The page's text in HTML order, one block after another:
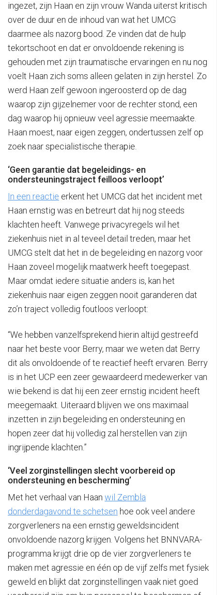
ingezet, zijn Haan en zijn vrouw Wanda uiterst kritisch
over de duur en de inhoud van wat het UMCG
daarmee als nazorg bood. Ze vinden dat de hulp
tekortschoot en dat er onvoldoende rekening is
gehouden met zijn traumatische ervaringen en nu nog
voelt Haan zich soms alleen gelaten in zijn herstel. Zo
werd Haan zelf gewoon ingeroosterd op de dag
waarop zijn gijzelnemer voor de rechter stond, een
dag waarop hij opnieuw veel agressie meemaakte.
Haan moest, naar eigen zeggen, ondertussen zelf op
zoek naar specialistische therapie.
‘Geen garantie dat begeleidings- en
ondersteuningstraject feilloos verloopt’
In een reactie erkent het UMCG dat het incident met
Haan ernstig was en betreurt dat hij nog steeds
klachten heeft. Vanwege privacyregels wil het
ziekenhuis niet in al teveel detail treden, maar het
UMCG stelt dat het in de begeleiding en nazorg voor
Haan zoveel mogelijk maatwerk heeft toegepast.
Maar omdat iedere situatie anders is, kan het
ziekenhuis naar eigen zeggen nooit garanderen dat
zo’n traject volledig foutloos verloopt:
“We hebben vanzelfsprekend hierin altijd gestreefd
naar het beste voor Berry, maar we weten dat Berry
dit als onvoldoende of te reactief heeft ervaren. Berry
is in het UCP een zeer gewaardeerd medewerker van
wie bekend is dat hij een zeer ernstig incident heeft
meegemaakt. Uiteraard blijven we ons maximaal
inzetten in zijn begeleiding en ondersteuning en
hopen zeer dat hij volledig zal herstellen van zijn
ingrijpende klachten.”
‘Veel zorginstellingen slecht voorbereid op
ondersteuning en bescherming’
Met het verhaal van Haan wil Zembla
donderdagavond te schetsen hoe ook veel andere
zorgverleners na een ernstig geweldsincident
onvoldoende nazorg krijgen. Volgens het BNNVARA-
programma krijgt drie op de vier zorgverleners te
maken met agressie en één op de vijf zelfs met fysiek
geweld en blijkt dat zorginstellingen vaak niet goed